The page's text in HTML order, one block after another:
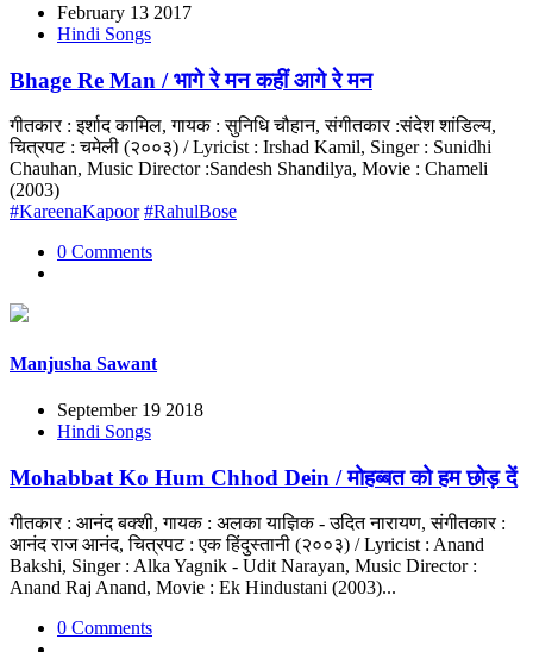
February 13 2017
Hindi Songs
Bhage Re Man / भागे रे मन कहीं आगे रे मन
गीतकार : इर्शाद कामिल, गायक : सुनिधि चौहान, संगीतकार :संदेश शांडिल्य,
चित्रपट : चमेली (२००३) / Lyricist : Irshad Kamil, Singer : Sunidhi
Chauhan, Music Director :Sandesh Shandilya, Movie : Chameli
(2003)
#KareenaKapoor #RahulBose
0 Comments
Manjusha Sawant
September 19 2018
Hindi Songs
Mohabbat Ko Hum Chhod Dein / मोहब्बत को हम छोड़ दें
गीतकार : आनंद बक्शी, गायक : अलका याज्ञिक - उदित नारायण, संगीतकार :
आनंद राज आनंद, चित्रपट : एक हिंदुस्तानी (२००३) / Lyricist : Anand
Bakshi, Singer : Alka Yagnik - Udit Narayan, Music Director :
Anand Raj Anand, Movie : Ek Hindustani (2003)...
0 Comments